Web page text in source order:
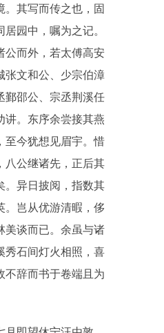
。其写而传之也，固
园中，嘱为之记。
公而外，若太傅高安
张文和公、少宗伯漳
鄞邵公、宗丞荆溪任
讲。东序余尝接其燕
至今犹想见眉宇。惜
八公继诸先，正后其
。异日披阅，指数其
。岂从优游清暇，侈
美谈而已。余虽与诸
秀石间灯火相照，喜
不辞而书于卷端且为